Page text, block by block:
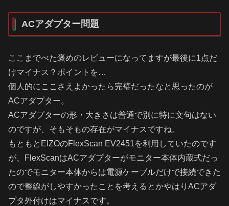
ACアダプター問題
ここまでべた褒めのレビューになってますが最後に1点だ
けマイナス？ポイントを…
個人的にここさえよかったら完璧だったなと思ったのが
ACアダプター。
ACアダプターの形・大きさは普通で別に特に文句はない
のですが、そもそもの存在がマイナスですね。
もともとEIZOのFlexScan EV2451を利用していたのです
が、FlexScanはACアダプターがモニター本体内蔵式だっ
たのでモニター本体からは電源ケーブルだけで接続できた
ので整線がしやすかったことを考えるとかやはりACアダ
プタ外付けはマイナスです。